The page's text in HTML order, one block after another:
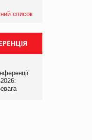
список